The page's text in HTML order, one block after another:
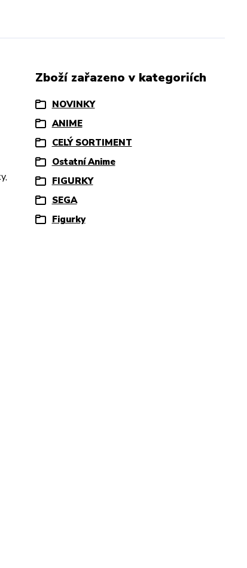
Zboží zařazeno v kategoriích
NOVINKY
ANIME
CELÝ SORTIMENT
Ostatní Anime
FIGURKY
SEGA
Figurky